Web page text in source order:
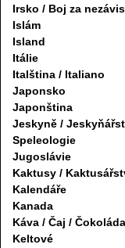
Irsko / Boj za
Islám
Island
Itálie
Italština / Italiano
Japonsko
Japonština
Jeskyně /
Speleologie
Jugoslávie
Kaktusy /
Kalendáře
Kanada
Káva / Čaj / Čokoláda
Keltové